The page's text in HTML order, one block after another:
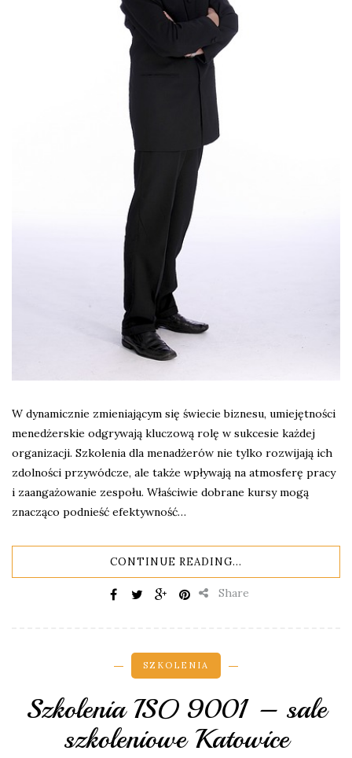
W dynamicznie zmieniającym się świecie biznesu, umiejętności
menedżerskie odgrywają kluczową rolę w sukcesie każdej
organizacji. Szkolenia dla menadżerów nie tylko rozwijają ich
zdolności przywódcze, ale także wpływają na atmosferę pracy
i zaangażowanie zespołu. Właściwie dobrane kursy mogą
znacząco podnieść efektywność…
CONTINUE READING...
Share
SZKOLENIA
Szkolenia ISO 9001 – sale
szkoleniowe Katowice